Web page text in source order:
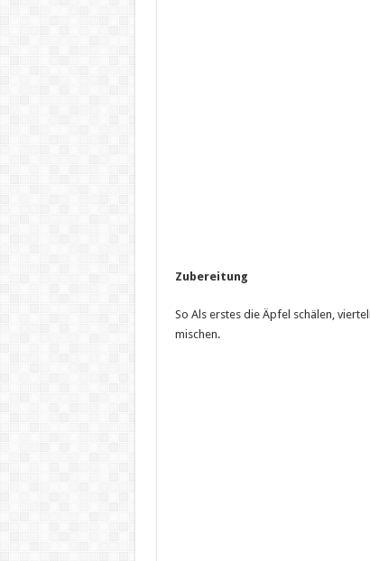
Zubereitung
So Als erstes die Äpfel schälen,
mischen.